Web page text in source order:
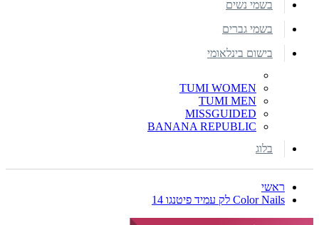
בשמי נשים
בשמי גברים
בישום בינלאומי
TUMI WOMEN
TUMI MEN
MISSGUIDED
BANANA REPUBLIC
בלוג
ראשי
Color Nails לק עמיד פיטנגו 14